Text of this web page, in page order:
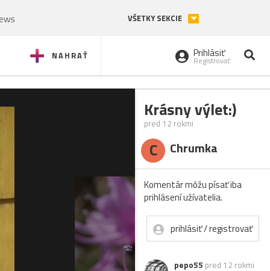
VŠETKY SEKCIE
NAHRAŤ Prihlásiť
Registrovať
Krásny výlet:)
pred 12 rokmi
C Chrumka
Komentár môžu písať iba
prihlásení užívatelia.
prihlásiť / registrovať
pepo55 pred 12 rokmi